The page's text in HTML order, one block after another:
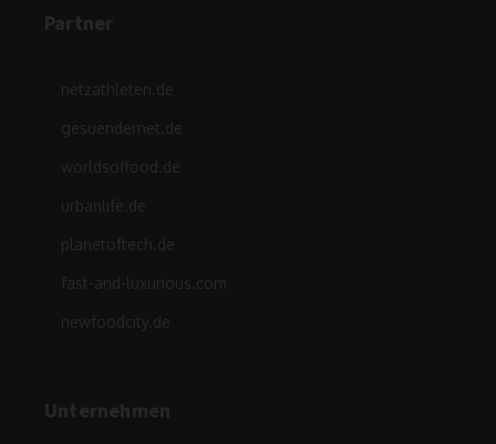
Partner
netzathleten.de
gesuendernet.de
worldsoffood.de
urbanlife.de
planetoftech.de
fast-and-luxurious.com
newfoodcity.de
Unternehmen